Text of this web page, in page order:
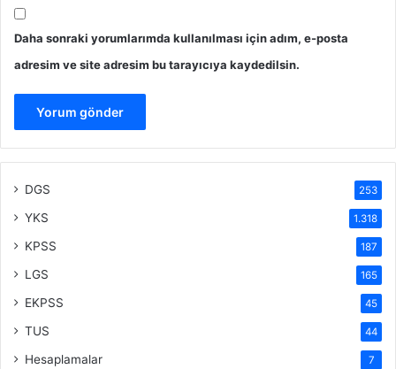
Daha sonraki yorumlarımda kullanılması için adım, e-posta
adresim ve site adresim bu tarayıcıya kaydedilsin.
DGS 253
YKS 1.318
KPSS 187
LGS 165
EKPSS 45
TUS 44
Hesaplamalar 7